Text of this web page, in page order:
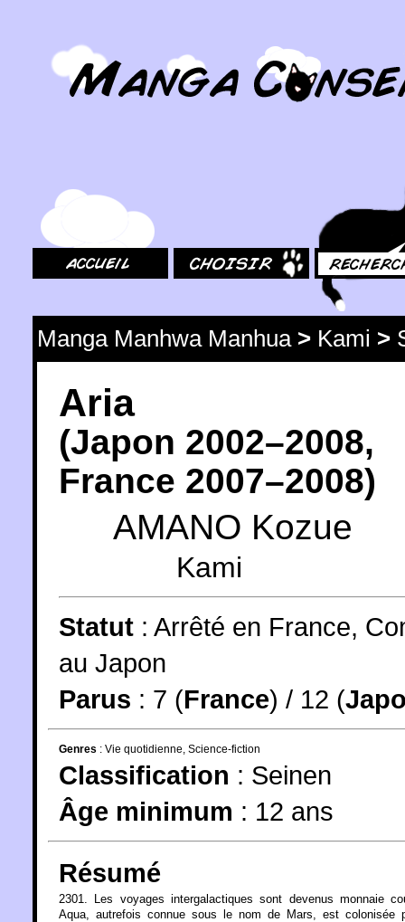
Manga Manhwa Manhua> Kami >
Aria
(Japon 2002–2008,
France 2007–2008)
AMANO Kozue
Kami
Statut : Arrêté en France,
au Japon
Parus : 7 (France) / 12 (
Genres : Vie quotidienne Science-fiction
Classification : Seinen
Âge minimum : 12 ans
Résumé
2301. Les voyages intergalactiques sont devenus monnaie
Aqua, autrefois connue sous le nom de Mars, est colonisée